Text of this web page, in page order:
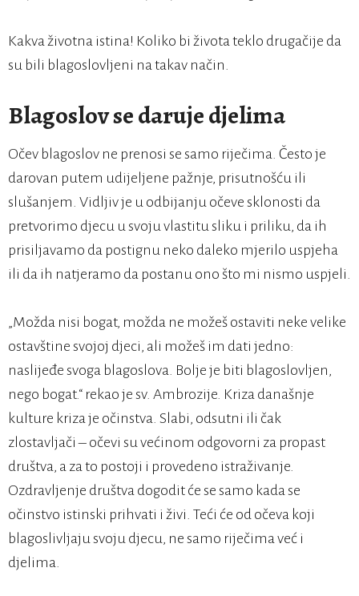
Kakva životna istina! Koliko bi života teklo drugačije da
su bili blagoslovljeni na takav način.
Blagoslov se daruje djelima
Očev blagoslov ne prenosi se samo riječima. Često je
darovan putem udijeljene pažnje, prisutnošću ili
slušanjem. Vidljiv je u odbijanju očeve sklonosti da
pretvorimo djecu u svoju vlastitu sliku i priliku, da ih
prisiljavamo da postignu neko daleko mjerilo uspjeha
ili da ih natjeramo da postanu ono što mi nismo uspjeli.
„Možda nisi bogat, možda ne možeš ostaviti neke velike
ostavštine svojoj djeci, ali možeš im dati jedno:
naslijeđe svoga blagoslova. Bolje je biti blagoslovljen,
nego bogat.“ rekao je sv. Ambrozije. Kriza današnje
kulture kriza je očinstva. Slabi, odsutni ili čak
zlostavljači – očevi su većinom odgovorni za propast
društva, a za to postoji i provedeno istraživanje.
Ozdravljenje društva dogodit će se samo kada se
očinstvo istinski prihvati i živi. Teći će od očeva koji
blagoslivljaju svoju djecu, ne samo riječima već i
djelima.